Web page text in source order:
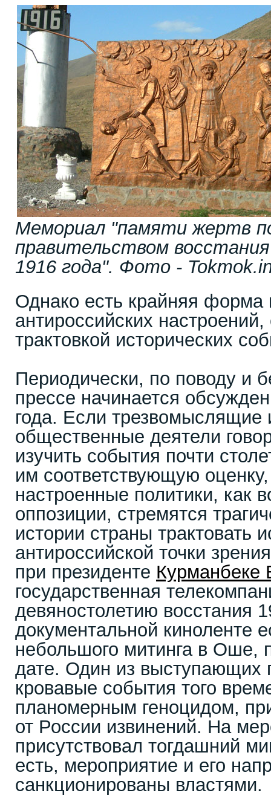
Мемориал "памяти жертв
правительством
1916 года". Фото -
Однако есть крайняя форма
антироссийских
трактовкой исторических
Периодически, по поводу и
прессе начинается
года. Если трезвомыслящие
общественные деятели
изучить события почти
им соответствующую
настроенные политики, как
оппозиции, стремятся
истории страны трактовать
антироссийской точки
при президенте Курманбеке
государственная
девяностолетию восстания
документальной киноленте
небольшого митинга в Оше,
дате. Один из выступающих
кровавые события того
планомерным геноцидом,
от России извинений. На
присутствовал тогдашний
есть, мероприятие и его
санкционированы властями.